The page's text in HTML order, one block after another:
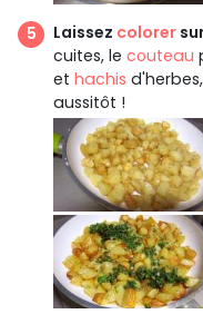
Laissez colorer
cuites, le couteau
et hachis
aussitôt !